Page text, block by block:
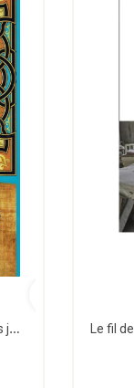
Résumé d'une vingtaine de règles jurisprudentielles liées au voyage - Bazmoul - Héritage...